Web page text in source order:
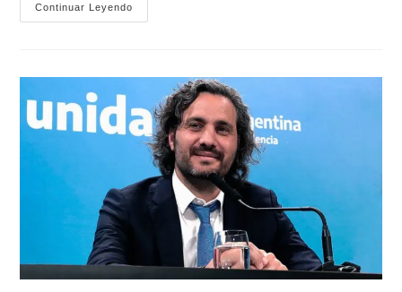
Continuar Leyendo
De
Restricciones
En
La
Prisión
Domiciliaria
De
CFK:
«Para
Cristina
Todas,
Genocidas
Torturadores
Ninguna»